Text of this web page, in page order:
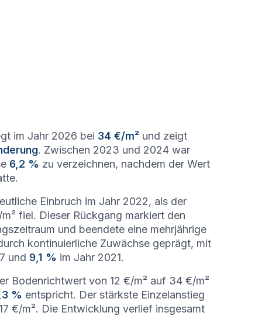
im Jahr 2026 bei 34 €/m² und zeigt
. Zwischen 2023 und 2024 war
6,2 % zu verzeichnen, nachdem der Wert
Einbruch im Jahr 2022, als der
fiel. Dieser Rückgang markiert den
und beendete eine mehrjährige
kontinuierliche Zuwächse geprägt, mit
und 9,1 % im Jahr 2021.
Bodenrichtwert von 12 €/m² auf 34 €/m²
% entspricht. Der stärkste Einzelanstieg
€/m². Die Entwicklung verlief insgesamt